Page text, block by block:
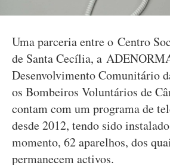
Uma parceria entre o Centro
de Santa Cecília, a
Desenvolvimento Comunitário
os Bombeiros Voluntários de
contam com um programa de
desde 2012, tendo sido
momento, 62 aparelhos, dos
permanecem activos.